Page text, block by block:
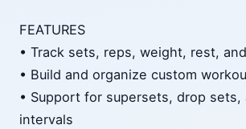
FEATURES
• Track sets, reps, weight, rest,
• Build and organize custom
• Support for supersets, drop sets,
intervals